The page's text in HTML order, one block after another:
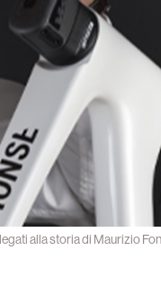
alla storia di Maurizio